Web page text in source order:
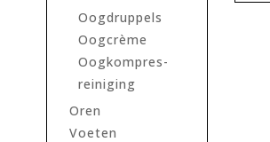
Oogdruppels
Oogcrème
Oogkompres-
reiniging
Oren
Voeten